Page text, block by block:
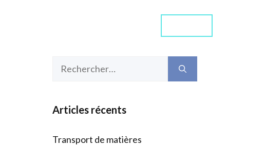
Articles récents
Transport de matières